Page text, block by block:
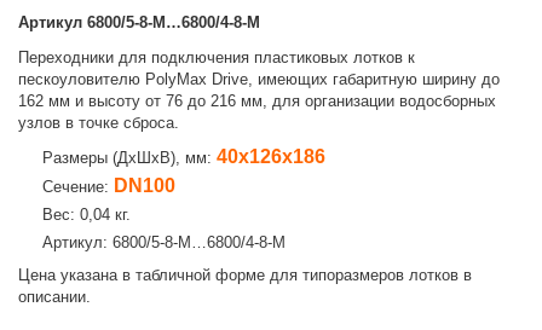
Артикул 6800/5-8-М…6800/4-8-М
Переходники для подключения пластиковых лотков к
пескоуловителю PolyMax Drive, имеющих габаритную ширину до
162 мм и высоту от 76 до 216 мм, для организации водосборных
узлов в точке сброса.
Размеры (ДхШхВ), мм: 40х126х186
Сечение: DN100
Вес: 0,04 кг.
Артикул: 6800/5-8-М…6800/4-8-М
Цена указана в табличной форме для типоразмеров лотков в
описании.